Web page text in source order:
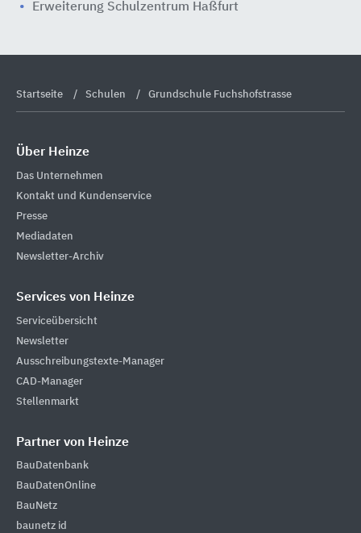
Erweiterung Schulzentrum Haßfurt
Startseite Schulen Grundschule Fuchshofstrasse
Über Heinze
Das Unternehmen
Kontakt und Kundenservice
Presse
Mediadaten
Newsletter-Archiv
Services von Heinze
Serviceübersicht
Newsletter
Ausschreibungstexte-Manager
CAD-Manager
Stellenmarkt
Partner von Heinze
BauDatenbank
BauDatenOnline
BauNetz
baunetz id